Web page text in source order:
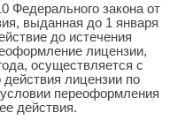
Федерального закона от
выданная до 1 января
до истечения
лицензии,
осуществляется с
лицензии по
переоформления
действия.